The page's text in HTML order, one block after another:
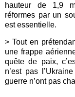
hauteur de 1,9
réformes par un
est essentielle.
> Tout en
une frappe
quête de paix,
n’est pas
guerre n’ont pas